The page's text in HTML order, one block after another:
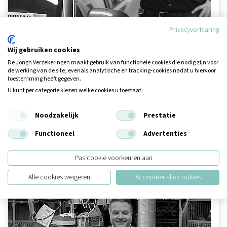
"de Jongh regelde dat ik zelf online auto's kan
verzekeren"
Jeroen van Doormaal verkoopt sinds 2005 vanuit Vessem
Van Doormaal is een full service autobedrijf. Niet alleen in- en
verkoop, maar ook service, onderhoud en reparatie ...
Lees verder »
Privacyverklaring
Wij gebruiken cookies
De Jongh Verzekeringen maakt gebruik van functionele cookies die nodig zijn voor
de werking van de site, evenals analytische en tracking‑cookies nadat u hiervoor
toestemming heeft gegeven.
U kunt per categorie kiezen welke cookies u toestaat:
Noodzakelijk
Prestatie
Functioneel
Advertenties
Pas cookie voorkeuren aan
Alle cookies weigeren
Accepteer alle cookies